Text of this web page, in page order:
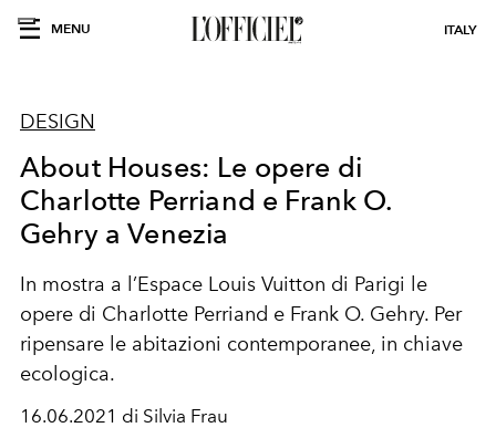
MENU ITALY
DESIGN
About Houses: Le opere di
Charlotte Perriand e Frank O.
Gehry a Venezia
In mostra a l’Espace Louis Vuitton di Parigi l e
opere di Charlotte Perriand e Frank O. Gehry. Per
ripensare le abitazioni contemporanee, in chiave
ecologica.
16.06.2021 di Silvia Frau